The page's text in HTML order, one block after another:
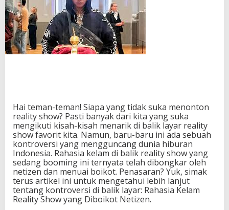
a
l
i
k
L
a
a
h
a
s
i
a
K
e
l
a
m
Hai teman-teman! Siapa yang tidak suka menonton
reality show? Pasti banyak dari kita yang suka
mengikuti kisah-kisah menarik di balik layar reality
show favorit kita. Namun, baru-baru ini ada sebuah
kontroversi yang mengguncang dunia hiburan
Indonesia. Rahasia kelam di balik reality show yang
sedang booming ini ternyata telah dibongkar oleh
netizen dan menuai boikot. Penasaran? Yuk, simak
terus artikel ini untuk mengetahui lebih lanjut
tentang kontroversi di balik layar: Rahasia Kelam
Reality Show yang Diboikot Netizen.